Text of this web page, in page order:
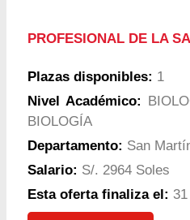
PROFESIONAL DE LA
Plazas disponibles: 1
Nivel Académico:
BIOLOGÍA
Departamento: San
Salario: S/. 2964 Soles
Esta oferta finaliza el: